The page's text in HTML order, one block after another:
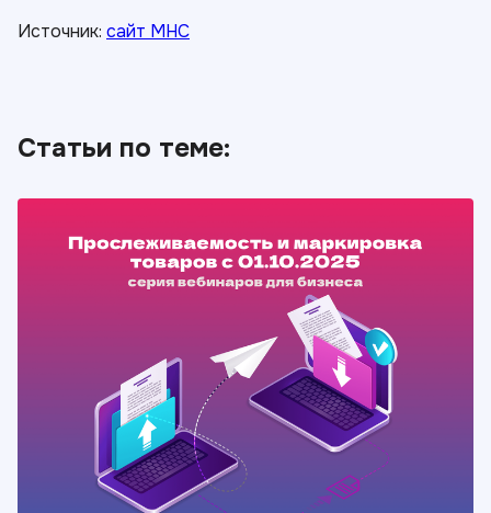
Источник: сайт МНС
Статьи по теме: